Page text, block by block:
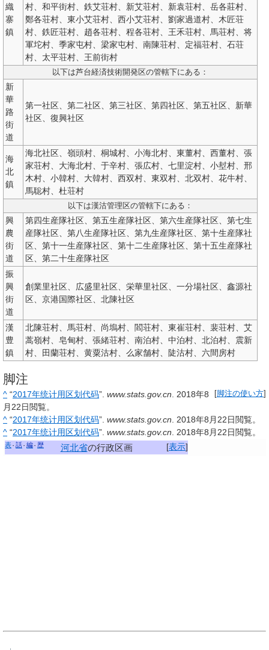
織
寨
鎮
村、和平街村、鉄艾荘村、新艾荘村、新袁荘村、岳各莊村、
鄭各荘村、東小艾荘村、西小艾荘村、劉家過道村、木匠荘
村、鉄匠荘村、趙各荘村、程各荘村、王禾荘村、馬荘村、将
軍坨村、季家屯村、梁家屯村、南陳荘村、定福荘村、石荘
村、太平荘村、王前街村
以下は芦台経済技術開発区の管轄下にある：
新
華
路
街
道
第一社区、第二社区、第三社区、第四社区、第五社区、新華
社区、復興社区
海
北
鎮
海北社区、嶺頭村、桐城村、小海北村、東董村、西董村、張
家荘村、大海北村、于辛村、張広村、七里淀村、小堼村、邢
木村、小韓村、大韓村、西双村、東双村、北双村、花牛村、
馬聡村、杜荘村
以下は漢沽管理区の管轄下にある：
興
農
街
道
第四生産隊社区、第五生産隊社区、第六生産隊社区、第七生
産隊社区、第八生産隊社区、第九生産隊社区、第十生産隊社
区、第十一生産隊社区、第十二生産隊社区、第十五生産隊社
区、第二十生産隊社区
振
興
街
道
創業里社区、広盛里社区、栄華里社区、一分場社区、鑫源社
区、京港国際社区、北陳社区
漢
豊
鎮
北陳荘村、馬荘村、尚塢村、閻荘村、東崔荘村、裴荘村、艾
蒿嶺村、皂甸村、張緒荘村、南泊村、中泊村、北泊村、震新
村、田蘭荘村、黄粟沽村、么家舗村、陡沽村、六間房村
脚注
脚注の使い方
^ “2017年统计用区划代码”. www.stats.gov.cn
2018年8
月22日閲覧。
^ “2017年统计用区划代码”. www.stats.gov.cn 2018年8月22日閲覧。
^ “2017年统计用区划代码”. www.stats.gov.cn 2018年8月22日閲覧。
[表示]
表 話 編 歴 河北省の行政区画